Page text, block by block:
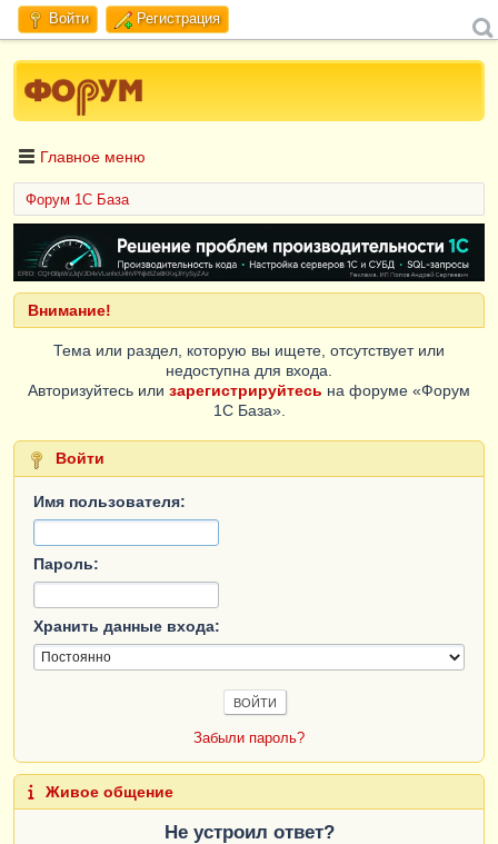
Войти Регистрация
Главное меню
Форум 1C База
ERID: CQH36pWzJqVJD4xVLsnhcU4hVPNjkBZe8KKxjJiYySyZAz
Внимание!
Тема или раздел, которую вы ищете, отсутствует или
недоступна для входа.
Авторизуйтесь или зарегистрируйтесь на форуме «Форум
1C База».
Войти
Имя пользователя:
Пароль:
Хранить данные входа:
Забыли пароль?
Живое общение
Не устроил ответ?